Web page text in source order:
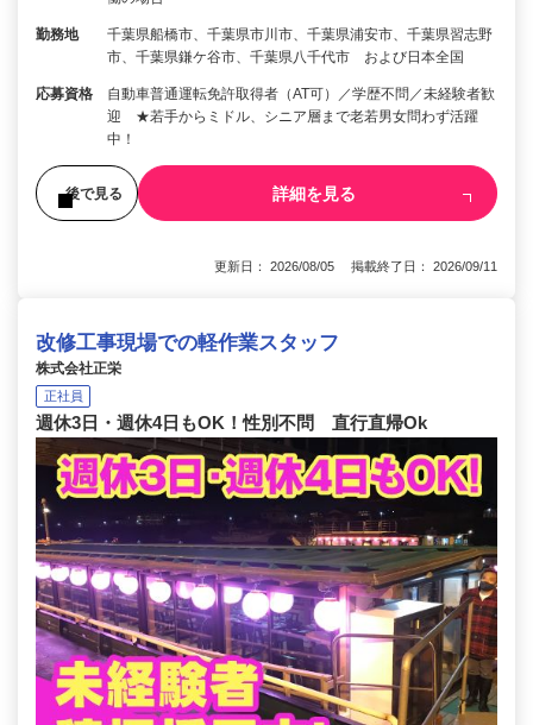
勤務地
千葉県船橋市、千葉県市川市、千葉県浦安市、千葉県習志野
市、千葉県鎌ケ谷市、千葉県八千代市 および日本全国
応募資格
自動車普通運転免許取得者（AT可）／学歴不問／未経験者歓
迎 ★若手からミドル、シニア層まで老若男女問わず活躍
中！
後で見る 詳細を見る
更新日： 2026/08/05 掲載終了日： 2026/09/11
改修工事現場での軽作業スタッフ
株式会社正栄
正社員
週休3日・週休4日もOK！性別不問 直行直帰Ok